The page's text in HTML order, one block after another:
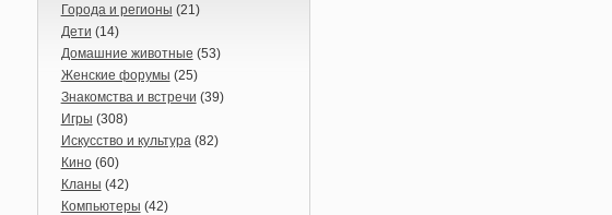
Города и регионы (21)
Дети (14)
Домашние животные (53)
Женские форумы (25)
Знакомства и встречи (39)
Игры (308)
Искусство и культура(82)
Кино(60)
Кланы (42)
Компьютеры (42)